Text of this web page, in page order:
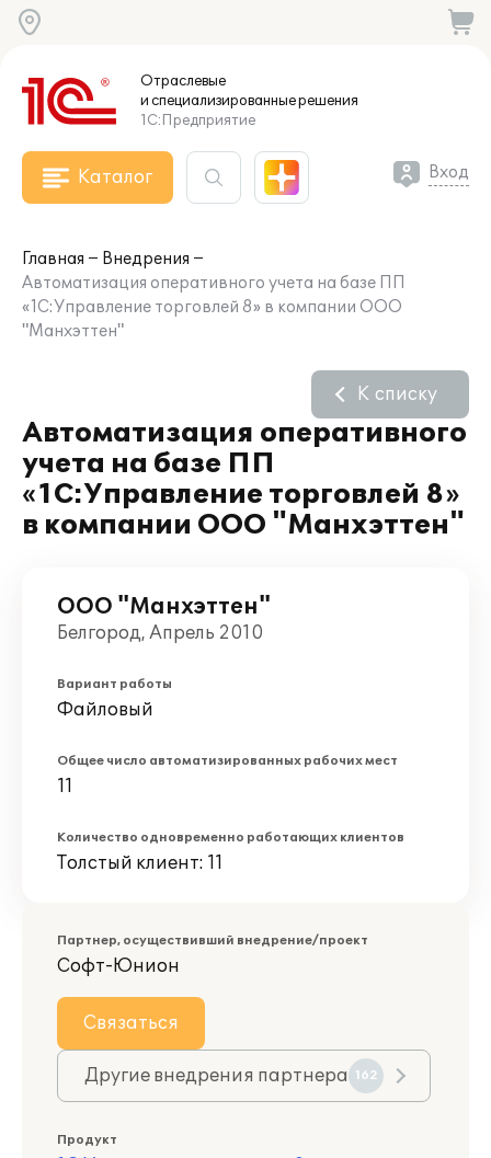
Отраслевые
и специализированныерешения
1С:Предприятие
Каталог Вход
Главная
Внедрения
Автоматизация оперативного учета на базе ПП
«1С:Управление торговлей 8» в компании ООО
"Манхэттен"
Автоматизация оперативного
учета на базе ПП
«1С:Управление торговлей 8»
в компании ООО "Манхэттен"
К списку
ООО "Манхэттен"
Белгород, Апрель 2010
Вариант работы
Файловый
Общее число автоматизированных рабочих мест
11
Количество одновременно работающих клиентов
Толстый клиент: 11
Партнер, осуществивший внедрение/проект
Софт-Юнион
Связаться
Другие внедрения партнера 162
Продукт